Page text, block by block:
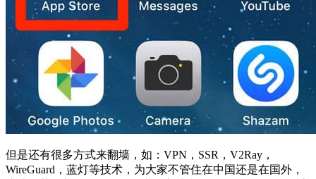
但是还有很多方式来翻墙，如：VPN，SSR，V2Ray，
WireGuard，蓝灯等技术，为大家不管住在中国还是在国外，